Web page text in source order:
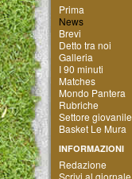
Prima
News
Brevi
Detto tra noi
Galleria
I 90 minuti
Matches
Mondo Pantera
Rubriche
Settore giovanile
Basket Le Mura
INFORMAZIONI
Redazione
Scrivi al giornale